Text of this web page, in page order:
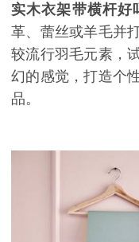
实木衣架带横杆好
革、蕾丝或羊毛并
较流行羽毛元素，
幻的感觉，打造个
品。